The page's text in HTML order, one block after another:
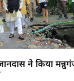
ने किया